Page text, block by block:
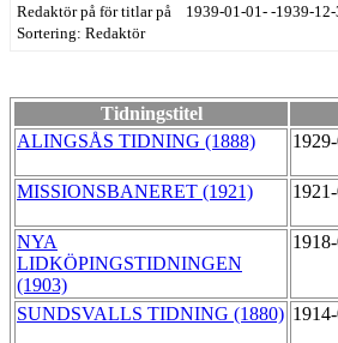
Redaktör på för titlar på 1939-01-01- -1939-12-
Sortering: Redaktör
Tidningstitel
ALINGSÅS TIDNING (1888)
MISSIONSBANERET (1921)
NYA
LIDKÖPINGSTIDNINGEN
(1903)
SUNDSVALLS TIDNING (1880)